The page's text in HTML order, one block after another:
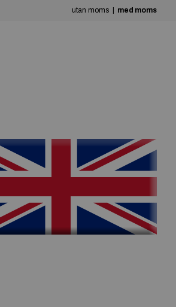
utan moms med moms